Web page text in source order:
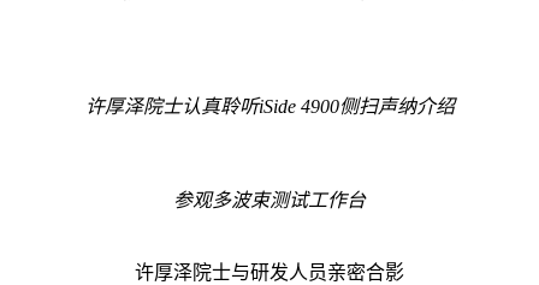
许厚泽院士认真聆听iSide 4900侧扫声纳介绍
参观多波束测试工作台
许厚泽院士与研发人员亲密合影